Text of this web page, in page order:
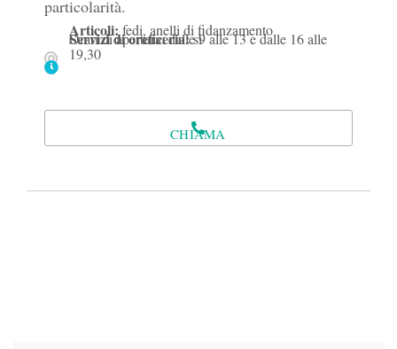
particolarità.
Articoli:fedi, anelli di fidanzamento
Servizi di oreficeria:si
Orari di apertura: dalle 9 alle 13 e dalle 16 alle
19,30
CHIAMA